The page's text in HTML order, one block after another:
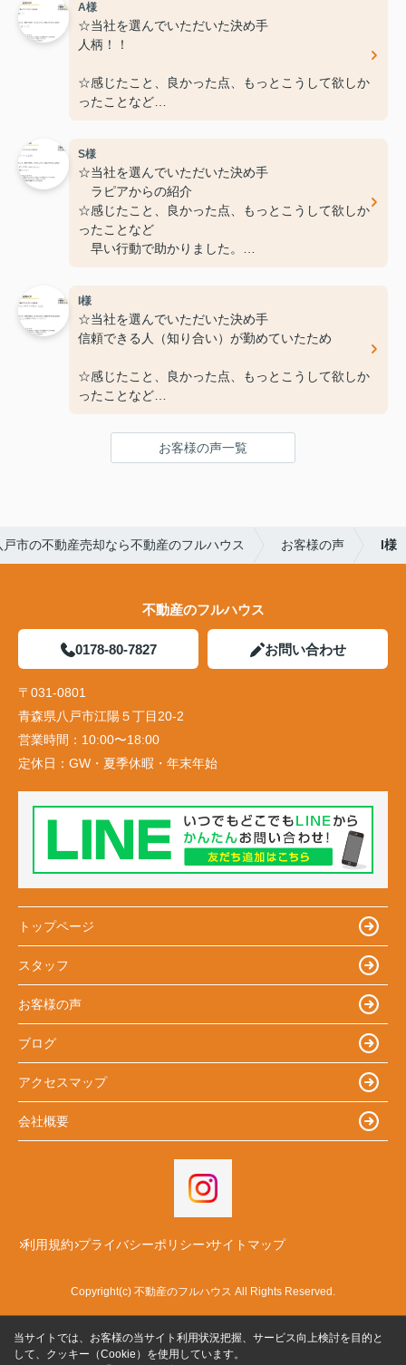
A様
☆当社を選んでいただいた決め手
人柄！！
☆感じたこと、良かった点、もっとこうして欲しか
ったことなど
S様
☆当社を選んでいただいた決め手
ラピアからの紹介
☆感じたこと、良かった点、もっとこうして欲しか
ったことなど
早い行動で助かりました。
I様
☆当社を選んでいただいた決め手
信頼できる人（知り合い）が勤めていたため
☆感じたこと、良かった点、もっとこうして欲しか
ったことなど
お客様の声一覧
戸市の不動産売却なら不動産のフルハウス お客様の声 I様
不動産のフルハウス
0178-80-7827 お問い合わせ
〒031-0801
青森県八戸市江陽５丁目20-2
営業時間： 10:00〜18:00
定休日： GW・夏季休暇・年末年始
トップページ
スタッフ
お客様の声
ブログ
アクセスマップ
会社概要
利用規約 プライバシーポリシー サイトマップ
Copyright(c) 不動産のフルハウス All Rights Reserved.
当サイトでは、お客様の当サイト利用状況把握、サービス向上検討を目的と
して、クッキー（Cookie）を使用しています。